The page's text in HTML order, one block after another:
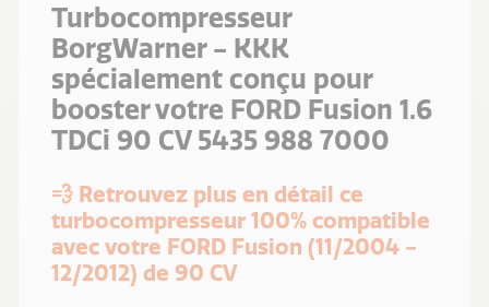
Turbocompresseur
BorgWarner - KKK
spécialement conçu pour
booster votre FORD Fusion 1.6
TDCi 90 CV 5435 988 7000
💨 Retrouvez plus en détail ce
turbocompresseur 100% compatible
avec votre FORD Fusion (11/2004 -
12/2012) de 90 CV